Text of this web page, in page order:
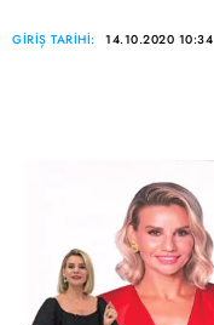
GİRİŞ TARİHİ: 14.10.2020 10:34